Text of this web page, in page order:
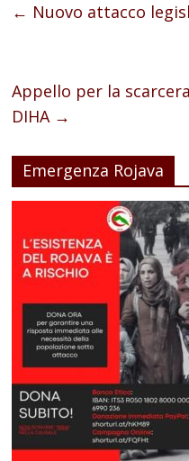
← Nuovo attacco
Appello per la
DIHA →
Emergenza Rojava